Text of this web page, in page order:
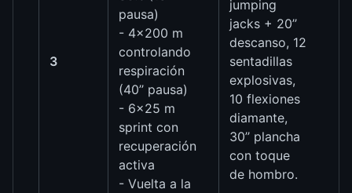
3
pausa)
- 4×200 m
controlando
respiración
(40’’ pausa)
- 6×25 m
sprint con
recuperación
activa
- Vuelta a la
jumping
jacks + 20’’
descanso, 12
sentadillas
explosivas,
10 flexiones
diamante,
30’’ plancha
con toque
de hombro.